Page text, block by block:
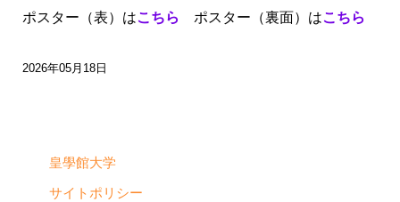
ポスター（表）はこちら ポスター（裏面）はこちら
2026年05月18日
皇學館大学
サイトポリシー